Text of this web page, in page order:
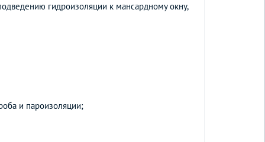
гидроизоляции к мансардному окну,
и пароизоляции;